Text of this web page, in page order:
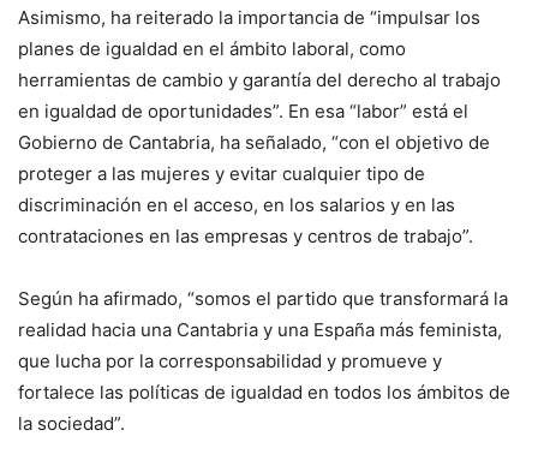
Asimismo, ha reiterado la importancia de “impulsar los
planes de igualdad en el ámbito laboral, como
herramientas de cambio y garantía del derecho al trabajo
en igualdad de oportunidades”. En esa “labor” está el
Gobierno de Cantabria, ha señalado, “con el objetivo de
proteger a las mujeres y evitar cualquier tipo de
discriminación en el acceso, en los salarios y en las
contrataciones en las empresas y centros de trabajo”.
Según ha afirmado, “somos el partido que transformará la
realidad hacia una Cantabria y una España más feminista,
que lucha por la corresponsabilidad y promueve y
fortalece las políticas de igualdad en todos los ámbitos de
la sociedad”.